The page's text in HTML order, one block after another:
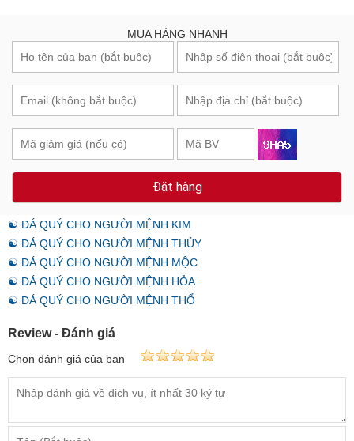
MUA HÀNG NHANH
Đặt hàng
☯ ĐÁ QUÝ CHO NGƯỜI MỆNH KIM
☯ ĐÁ QUÝ CHO NGƯỜI MỆNH THỦY
☯ ĐÁ QUÝ CHO NGƯỜI MỆNH MỘC
☯ ĐÁ QUÝ CHO NGƯỜI MỆNH HỎA
☯ ĐÁ QUÝ CHO NGƯỜI MỆNH THỔ
Review - Đánh giá
Chọn đánh giá của bạn